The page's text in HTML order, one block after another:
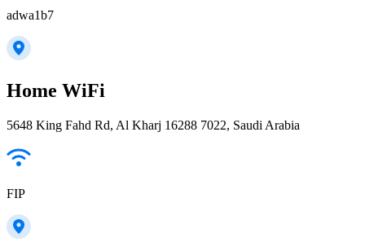
adwa1b7
Home WiFi
5648 King Fahd Rd, Al Kharj 16288 7022, Saudi Arabia
FIP